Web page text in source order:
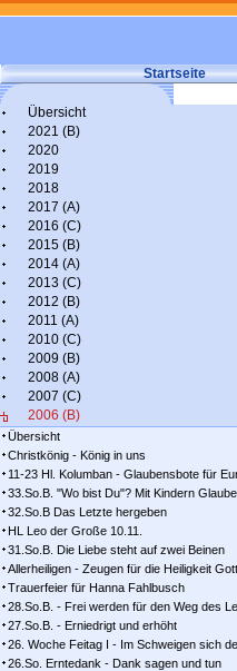
Startseite
Übersicht
2021 (B)
2020
2019
2018
2017 (A)
2016 (C)
2015 (B)
2014 (A)
2013 (C)
2012 (B)
2011 (A)
2010 (C)
2009 (B)
2008 (A)
2007 (C)
2006 (B)
Übersicht
Christkönig - König in uns
11-23 Hl. Kolumban - Glaubensbote für
33.So.B. "Wo bist Du"? Mit Kindern
32.So.B Das Letzte hergeben
HL Leo der Große 10.11.
31.So.B. Die Liebe steht auf zwei Beinen
Allerheiligen - Zeugen für die Heiligkeit
Trauerfeier für Hanna Fahlbusch
28.So.B. - Frei werden für den Weg des
27.So.B. - Erniedrigt und erhöht
26. Woche Feitag I - Im Schweigen sich
26.So. Erntedank - Dank sagen und tun